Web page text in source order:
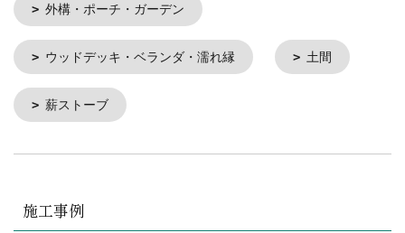
外構・ポーチ・ガーデン
ウッドデッキ・ベランダ・濡れ縁 土間
薪ストーブ
施工事例